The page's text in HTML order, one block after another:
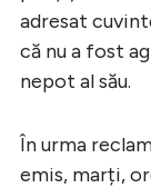
adresat
că nu a fost
nepot al său.
În urma
emis, marți,